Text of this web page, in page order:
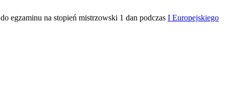
egzaminu na stopień mistrzowski 1 dan podczas I Europejskiego